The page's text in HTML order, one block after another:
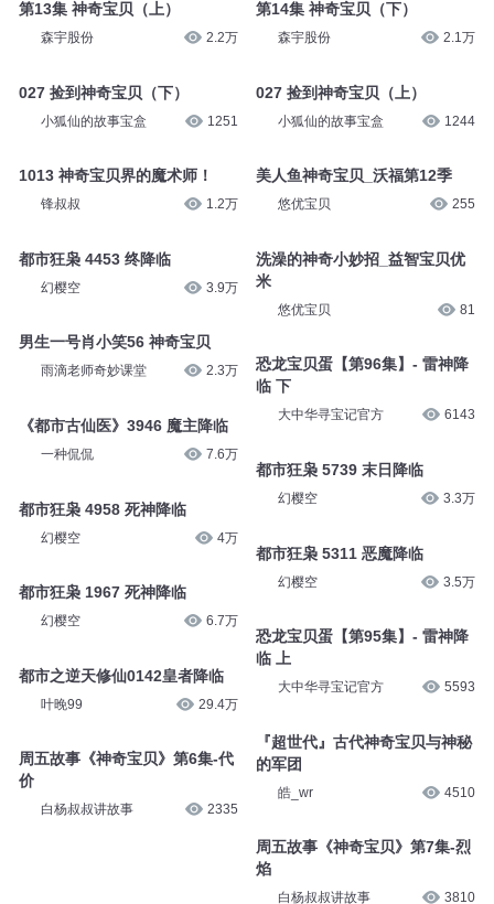
第13集 神奇宝贝（上）
森宇股份 2.2万
027 捡到神奇宝贝（下）
小狐仙的故事宝盒 1251
1013 神奇宝贝界的魔术师！
锋叔叔 1.2万
都市狂枭 4453 终降临
幻樱空 3.9万
男生一号肖小笑56 神奇宝贝
雨滴老师奇妙课堂 2.3万
《都市古仙医》3946 魔主降临
一种侃侃 7.6万
都市狂枭 4958 死神降临
幻樱空 4万
都市狂枭 1967 死神降临
幻樱空 6.7万
都市之逆天修仙0142皇者降临
叶晚99 29.4万
周五故事《神奇宝贝》第6集-代
价
白杨叔叔讲故事 2335
第14集 神奇宝贝（下）
森宇股份 2.1万
027 捡到神奇宝贝（上）
小狐仙的故事宝盒 1244
美人鱼神奇宝贝_沃福第12季
悠优宝贝 255
洗澡的神奇小妙招_益智宝贝优
米
悠优宝贝 81
恐龙宝贝蛋【第96集】- 雷神降
临 下
大中华寻宝记官方 6143
都市狂枭 5739 末日降临
幻樱空 3.3万
都市狂枭 5311 恶魔降临
幻樱空 3.5万
恐龙宝贝蛋【第95集】- 雷神降
临 上
大中华寻宝记官方 5593
『超世代』古代神奇宝贝与神秘
的军团
皓_wr 4510
周五故事《神奇宝贝》第7集-烈
焰
白杨叔叔讲故事 3810